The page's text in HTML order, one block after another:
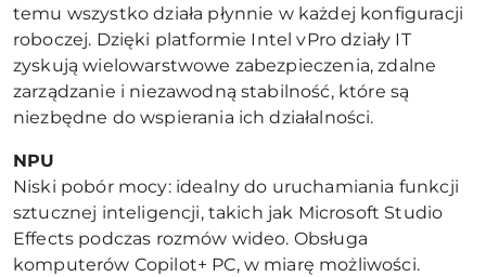
temu wszystko działa płynnie w każdej konfiguracji
roboczej. Dzięki platformie Intel vPro działy IT
zyskują wielowarstwowe zabezpieczenia, zdalne
zarządzanie i niezawodną stabilność, które są
niezbędne do wspierania ich działalności.
NPU
Niski pobór mocy: idealny do uruchamiania funkcji
sztucznej inteligencji, takich jak Microsoft Studio
Effects podczas rozmów wideo. Obsługa
komputerów Copilot+ PC, w miarę możliwości.